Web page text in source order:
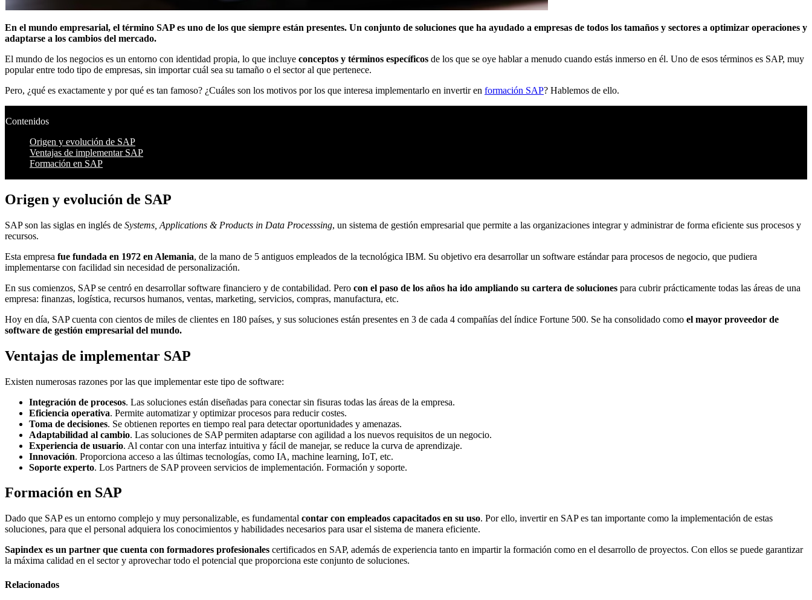
En el mundo empresarial, el término SAP es uno de los que siempre están presentes. Un conjunto de soluciones que ha ayudado a empresas de todos los tamaños y sectores a optimizar operaciones y
adaptarse a los cambios del mercado.
El mundo de los negocios es un entorno con identidad propia, lo que incluye conceptos y términos específicos de los que se oye hablar a menudo cuando estás inmerso en él. Uno de esos términos es SAP, muy
popular entre todo tipo de empresas, sin importar cuál sea su tamaño o el sector al que pertenece.
Pero, ¿qué es exactamente y por qué es tan famoso? ¿Cuáles son los motivos por los que interesa implementarlo en invertir en formación SAP? Hablemos de ello.
Contenidos
Origen y evolución de SAP
Ventajas de implementar SAP
Formación en SAP
Origen y evolución de SAP
SAP son las siglas en inglés de Systems, Applications & Products in Data Processsing, un sistema de gestión empresarial que permite a las organizaciones integrar y administrar de forma eficiente sus procesos y
recursos.
Esta empresa fue fundada en 1972 en Alemania, de la mano de 5 antiguos empleados de la tecnológica IBM. Su objetivo era desarrollar un software estándar para procesos de negocio, que pudiera
implementarse con facilidad sin necesidad de personalización.
En sus comienzos, SAP se centró en desarrollar software financiero y de contabilidad. Pero con el paso de los años ha ido ampliando su cartera de soluciones para cubrir prácticamente todas las áreas de una
empresa: finanzas, logística, recursos humanos, ventas, marketing, servicios, compras, manufactura, etc.
Hoy en día, SAP cuenta con cientos de miles de clientes en 180 países, y sus soluciones están presentes en 3 de cada 4 compañías del índice Fortune 500. Se ha consolidado como el mayor proveedor de
software de gestión empresarial del mundo.
Ventajas de implementar SAP
Existen numerosas razones por las que implementar este tipo de software:
Integración de procesos. Las soluciones están diseñadas para conectar sin fisuras todas las áreas de la empresa.
Eficiencia operativa. Permite automatizar y optimizar procesos para reducir costes.
Toma de decisiones. Se obtienen reportes en tiempo real para detectar oportunidades y amenazas.
Adaptabilidad al cambio. Las soluciones de SAP permiten adaptarse con agilidad a los nuevos requisitos de un negocio.
Experiencia de usuario. Al contar con una interfaz intuitiva y fácil de manejar, se reduce la curva de aprendizaje.
Innovación. Proporciona acceso a las últimas tecnologías, como IA, machine learning, IoT, etc.
Soporte experto. Los Partners de SAP proveen servicios de implementación. Formación y soporte.
Formación en SAP
Dado que SAP es un entorno complejo y muy personalizable, es fundamental contar con empleados capacitados en su uso. Por ello, invertir en SAP es tan importante como la implementación de estas
soluciones, para que el personal adquiera los conocimientos y habilidades necesarios para usar el sistema de manera eficiente.
Sapindex es un partner que cuenta con formadores profesionales certificados en SAP, además de experiencia tanto en impartir la formación como en el desarrollo de proyectos. Con ellos se puede garantizar
la máxima calidad en el sector y aprovechar todo el potencial que proporciona este conjunto de soluciones.
Relacionados